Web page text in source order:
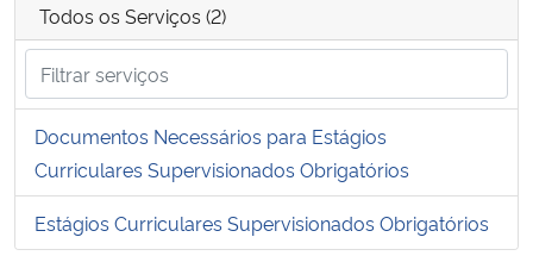
Ministério de Minas e Energia
Ministério da Ciência, Tecnologia, Inovações e Comunicações
Ministério do Turismo
Todos os Serviços (2)
Documentos Necessários para Estágios
Curriculares Supervisionados Obrigatórios
Estágios Curriculares Supervisionados Obrigatórios